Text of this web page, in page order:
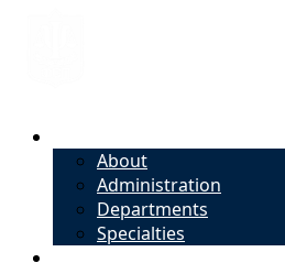
About
Administration
Departments
Specialties